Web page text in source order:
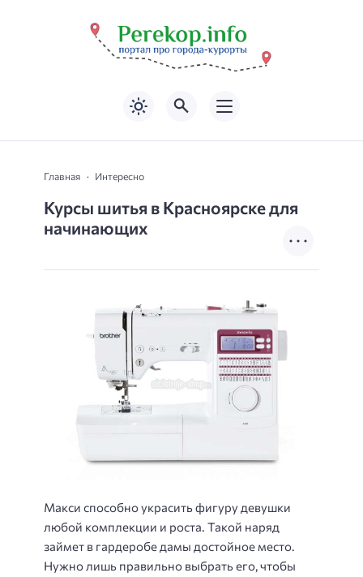
Главная Интересно
Курсы шитья в Красноярске для
начинающих
Макси способно украсить фигуру девушки
любой комплекции и роста. Такой наряд
займет в гардеробе дамы достойное место.
Нужно лишь правильно выбрать его, чтобы